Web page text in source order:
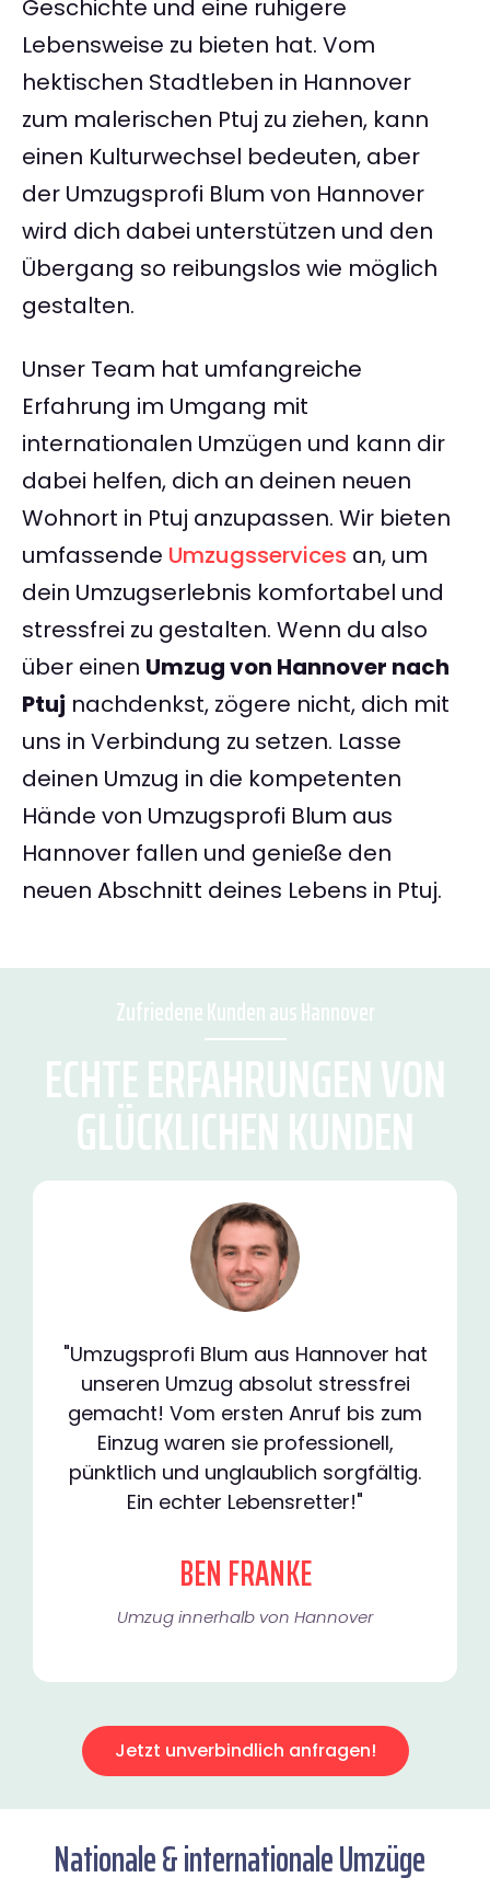
Geschichte und eine ruhigere
Lebensweise zu bieten hat. Vom
hektischen Stadtleben in Hannover
zum malerischen Ptuj zu ziehen, kann
einen Kulturwechsel bedeuten, aber
der Umzugsprofi Blum von Hannover
wird dich dabei unterstützen und den
Übergang so reibungslos wie möglich
gestalten.
Unser Team hat umfangreiche
Erfahrung im Umgang mit
internationalen Umzügen und kann dir
dabei helfen, dich an deinen neuen
Wohnort in Ptuj anzupassen. Wir bieten
umfassende Umzugsservices an, um
dein Umzugserlebnis komfortabel und
stressfrei zu gestalten. Wenn du also
über einen Umzug von Hannover nach
Ptuj nachdenkst, zögere nicht, dich mit
uns in Verbindung zu setzen. Lasse
deinen Umzug in die kompetenten
Hände von Umzugsprofi Blum aus
Hannover fallen und genieße den
neuen Abschnitt deines Lebens in Ptuj.
Zufriedene Kunden aus Hannover
ECHTE ERFAHRUNGEN VON
GLÜCKLICHEN KUNDEN
"Umzugsprofi Blum aus Hannover hat
unseren Umzug absolut stressfrei
gemacht! Vom ersten Anruf bis zum
Einzug waren sie professionell,
pünktlich und unglaublich sorgfältig.
Ein echter Lebensretter!"
BEN FRANKE
Umzug innerhalb von Hannover​
Jetzt unverbindlich anfragen!
Nationale & internationale Umzüge